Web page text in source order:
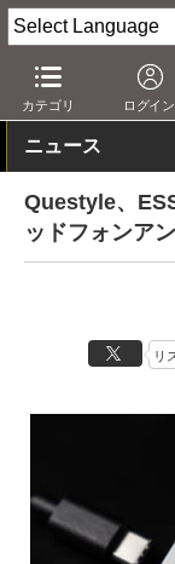
カテゴリ ログイン
AV Watch 製品
ニュース
Questyle、
ッドフォンア
リ